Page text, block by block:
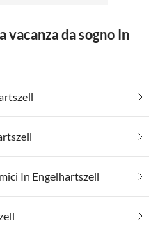
vacanza da sogno In
In Engelhartszell